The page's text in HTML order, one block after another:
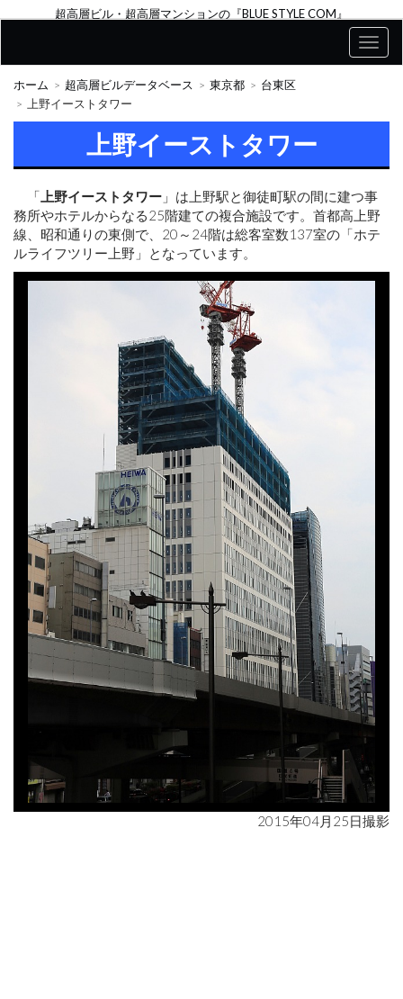
超高層ビル・超高層マンションの『BLUE STYLE COM』
ホーム 超高層ビルデータベース 東京都
台東区
上野イーストタワー
上野イーストタワー
「 上野イーストタワー 」は上野駅と御徒町駅の間に建つ事
務所やホテルからなる25階建ての複合施設です。首都高上野
線、昭和通りの東側で、20～24階は総客室数137室の「ホテ
ルライフツリー上野」となっています。
2015年04月25日撮影